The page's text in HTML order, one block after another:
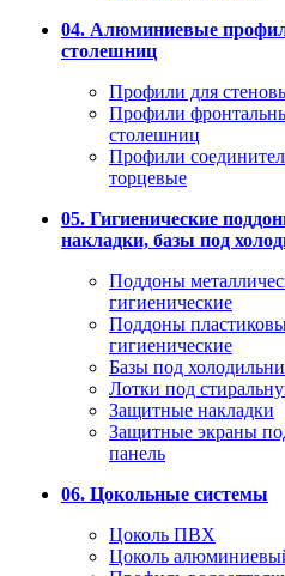
04. Алюминиевые
столешниц
Профили для
Профили
столешниц
Профили
торцевые
05. Гигиенические
накладки, базы под
Поддоны
гигиенические
Поддоны
гигиенические
Базы под
Лотки под
Защитные накладки
Защитные экраны
панель
06. Цокольные системы
Цоколь ПВХ
Цоколь